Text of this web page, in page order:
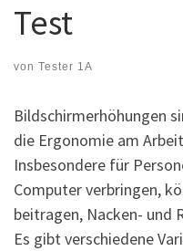
Test
von Tester 1A
Bildschirmerhöhungen
die Ergonomie am
Insbesondere für
Computer verbringen,
beitragen, Nacken- und
Es gibt verschiedene